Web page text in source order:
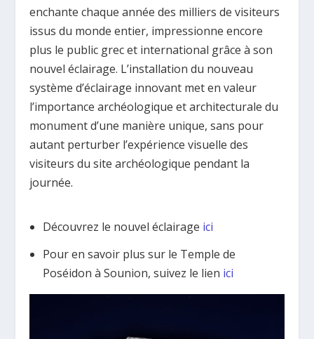
enchante chaque année des milliers de visiteurs
issus du monde entier, impressionne encore
plus le public grec et international grâce à son
nouvel éclairage. L’installation du nouveau
système d’éclairage innovant met en valeur
l’importance archéologique et architecturale du
monument d’une manière unique, sans pour
autant perturber l’expérience visuelle des
visiteurs du site archéologique pendant la
journée.
Découvrez le nouvel éclairage ici
Pour en savoir plus sur le Temple de
Poséidon à Sounion, suivez le lien ici